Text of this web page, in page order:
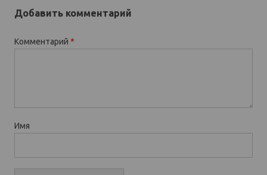
Добавить комментарий
Комментарий *
Имя